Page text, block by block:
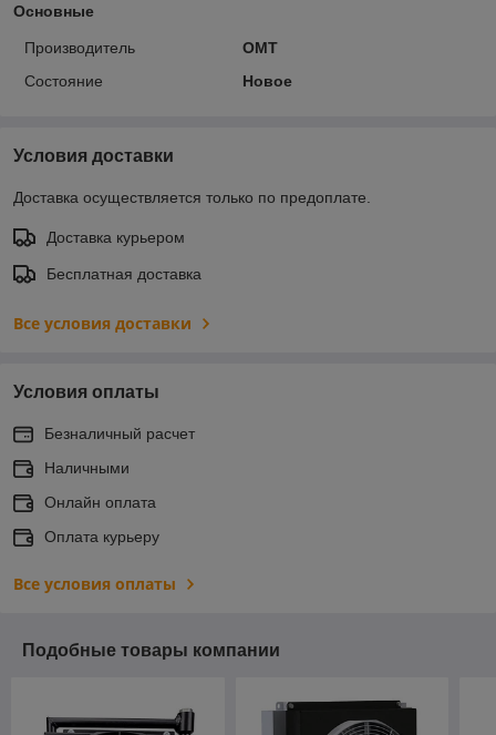
Основные
Производитель
OMT
Состояние
Новое
Условия доставки
Доставка осуществляется только по предоплате.
Доставка курьером
Бесплатная доставка
Все условия доставки
Условия оплаты
Безналичный расчет
Наличными
Онлайн оплата
Оплата курьеру
Все условия оплаты
Подобные товары компании